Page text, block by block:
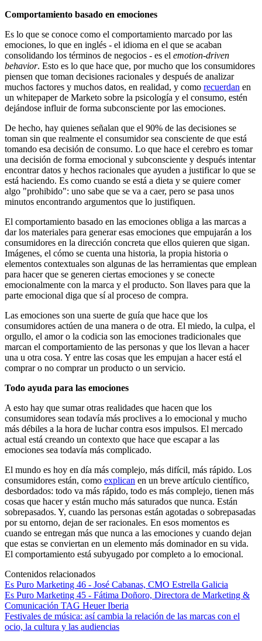
Comportamiento basado en emociones
Es lo que se conoce como el comportamiento marcado por las
emociones, lo que en inglés - el idioma en el que se acaban
consolidando los términos de negocios - es el emotion-driven
behavior. Esto es lo que hace que, por mucho que los consumidores
piensen que toman decisiones racionales y después de analizar
muchos factores y muchos datos, en realidad, y como recuerdan en
un whitepaper de Marketo sobre la psicología y el consumo, estén
dejándose influir de forma subconsciente por las emociones.
De hecho, hay quienes señalan que el 90% de las decisiones se
toman sin que realmente el consumidor sea consciente de que está
tomando esa decisión de consumo. Lo que hace el cerebro es tomar
una decisión de forma emocional y subconsciente y después intentar
encontrar datos y hechos racionales que ayuden a justificar lo que se
está haciendo. Es como cuando se está a dieta y se quiere comer
algo "prohibido": uno sabe que se va a caer, pero se pasa unos
minutos encontrando argumentos que lo justifiquen.
El comportamiento basado en las emociones obliga a las marcas a
dar los materiales para generar esas emociones que empujarán a los
consumidores en la dirección concreta que ellos quieren que sigan.
Imágenes, el cómo se cuenta una historia, la propia historia o
elementos contextuales son algunas de las herramientas que emplean
para hacer que se generen ciertas emociones y se conecte
emocionalmente con la marca y el producto. Son llaves para que la
parte emocional diga que sí al proceso de compra.
Las emociones son una suerte de guía que hace que los
consumidores actúen de una manera o de otra. El miedo, la culpa, el
orgullo, el amor o la codicia son las emociones tradicionales que
marcan el comportamiento de las personas y que los llevan a hacer
una u otra cosa. Y entre las cosas que les empujan a hacer está el
comprar o no comprar un producto o un servicio.
Todo ayuda para las emociones
A esto hay que sumar otras realidades que hacen que los
consumidores sean todavía más proclives a lo emocional y mucho
más débiles a la hora de luchar contra esos impulsos. El mercado
actual está creando un contexto que hace que escapar a las
emociones sea todavía más complicado.
El mundo es hoy en día más complejo, más difícil, más rápido. Los
consumidores están, como explican en un breve artículo científico,
desbordados: todo va más rápido, todo es más complejo, tienen más
cosas que hacer y están mucho más saturados que nunca. Están
sobrepasados. Y, cuando las personas están agotadas o sobrepasadas
por su entorno, dejan de ser racionales. En esos momentos es
cuando se entregan más que nunca a las emociones y cuando dejan
que estas se conviertan en un elemento más dominador en su vida.
El comportamiento está subyugado por completo a lo emocional.
Contenidos relacionados
Es Puro Marketing 46 - José Cabanas, CMO Estrella Galicia
Es Puro Marketing 45 - Fátima Doñoro, Directora de Marketing &
Comunicación TAG Heuer Iberia
Festivales de música: así cambia la relación de las marcas con el
ocio, la cultura y las audiencias